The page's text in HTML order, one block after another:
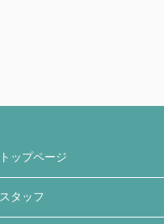
トップページ
スタッフ